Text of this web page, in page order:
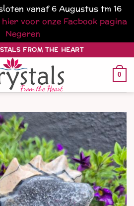
vanaf 6 Augustus tm 16
voor onze Facbook pagina
Negeren
FROM THE HEART
0